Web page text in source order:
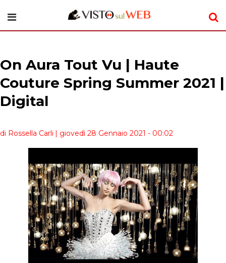
On Aura Tout Vu | Haute
Couture Spring Summer 2021 |
Digital
di Rossella Carli | giovedì 28 Gennaio 2021 - 00:02